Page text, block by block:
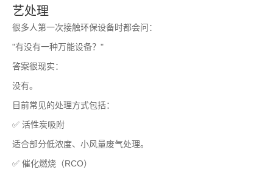
艺处理
很多人第一次接触环保设备时都会问：
"有没有一种万能设备？"
答案很现实：
没有。
目前常见的处理方式包括：
✅ 活性炭吸附
适合部分低浓度、小风量废气处理。
✅ 催化燃烧（RCO）